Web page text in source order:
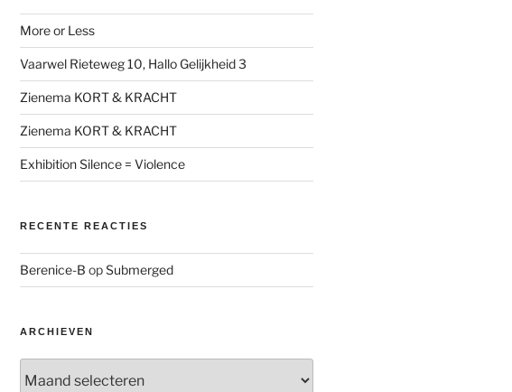
More or Less
Vaarwel Rieteweg 10, Hallo Gelijkheid 3
Zienema KORT & KRACHT
Zienema KORT & KRACHT
Exhibition Silence = Violence
RECENTE REACTIES
Berenice-B opSubmerged
ARCHIEVEN